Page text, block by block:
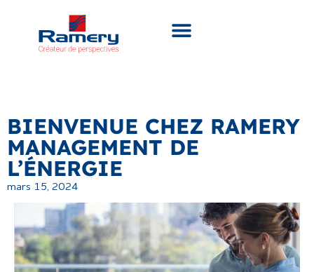
BIENVENUE CHEZ RAMERY
MANAGEMENT DE
L’ÉNERGIE
mars 15, 2024